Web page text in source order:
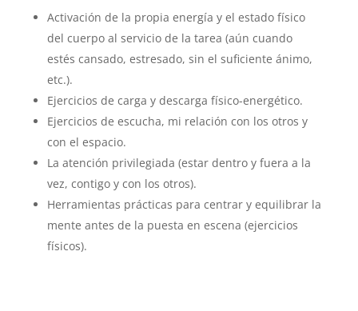
Activación de la propia energía y el estado físico
del cuerpo al servicio de la tarea (aún cuando
estés cansado, estresado, sin el suficiente ánimo,
etc.).
Ejercicios de carga y descarga físico-energético.
Ejercicios de escucha, mi relación con los otros y
con el espacio.
La atención privilegiada (estar dentro y fuera a la
vez, contigo y con los otros).
Herramientas prácticas para centrar y equilibrar la
mente antes de la puesta en escena (ejercicios
físicos).